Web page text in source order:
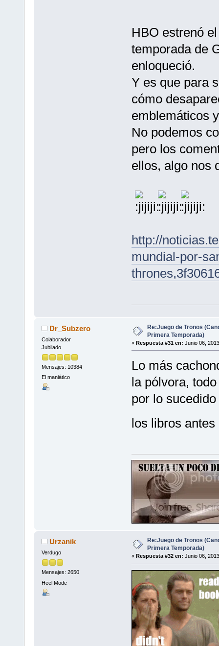
HBO estrenó
temporada de
enloqueció.
Y es que para
cómo
emblemáticos
No podemos
pero los
ellos, algo nos
http://
mundial-por-
Dr_Subzero
Colaborador
Jubilado
Mensajes: 10384
El maniático
Re:Juego de Tronos
Primera Temporada)
« Respuesta #31 en: Junio 06,
Lo más
la pólvora,
por lo
los libros
Urzanik
Verdugo
Mensajes: 2650
Heel Mode
Re:Juego de Tronos
Primera Temporada)
« Respuesta #32 en: Junio 06,